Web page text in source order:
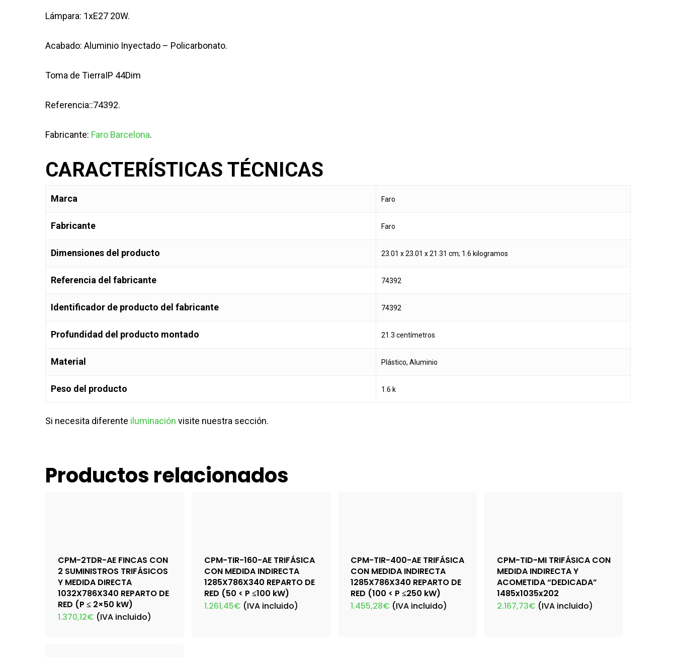
Lámpara: 1xE27 20W.
Acabado: Aluminio Inyectado – Policarbonato.
Toma de TierraIP 44Dim
Referencia::74392.
Fabricante: Faro Barcelona.
CARACTERÍSTICAS TÉCNICAS
Marca ‎Faro
Fabricante ‎Faro
Dimensiones del producto ‎23.01 x 23.01 x 21.31 cm; 1.6 kilogramos
Referencia del fabricante ‎74392
Identificador de producto del fabricante ‎74392
Profundidad del producto montado ‎21.3 centímetros
Material ‎Plástico, Aluminio
Peso del producto ‎1.6 k
Si necesita diferente iluminación visite nuestra sección.
Productos relacionados
CPM-2TDR-AE FINCAS CON
2 SUMINISTROS TRIFÁSICOS
Y MEDIDA DIRECTA
1032X786X340 REPARTO DE
RED (P ≤ 2×50 kW)
1.370,12€ (IVA incluido)
CPM-TIR-160-AE TRIFÁSICA
CON MEDIDA INDIRECTA
1285X786X340 REPARTO DE
RED (50 < P ≤100 kW)
1.261,45€ (IVA incluido)
CPM-TIR-400-AE TRIFÁSICA
CON MEDIDA INDIRECTA
1285X786X340 REPARTO DE
RED (100 < P ≤250 kW)
1.455,28€ (IVA incluido)
CPM-TID-MI TRIFÁSICA CON
MEDIDA INDIRECTA Y
ACOMETIDA “DEDICADA”
1485x1035x202
2.167,73€ (IVA incluido)